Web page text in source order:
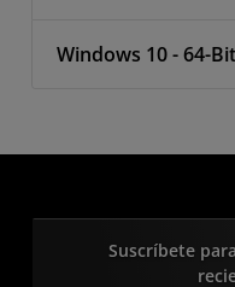
Windows 10 - 64-
Suscríbete